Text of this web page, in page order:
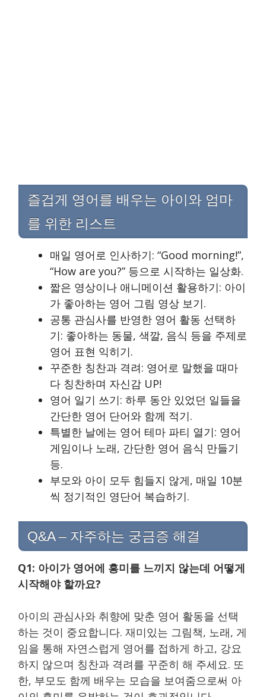
즐겁게 영어를 배우는 아이와 엄마
를 위한 리스트
매일 영어로 인사하기: “Good morning!”,
“How are you?” 등으로 시작하는 일상화.
짧은 영상이나 애니메이션 활용하기: 아이
가 좋아하는 영어 그림 영상 보기.
공통 관심사를 반영한 영어 활동 선택하
기: 좋아하는 동물, 색깔, 음식 등을 주제로
영어 표현 익히기.
꾸준한 칭찬과 격려: 영어로 말했을 때마
다 칭찬하며 자신감 UP!
영어 일기 쓰기: 하루 동안 있었던 일들을
간단한 영어 단어와 함께 적기.
특별한 날에는 영어 테마 파티 열기: 영어
게임이나 노래, 간단한 영어 음식 만들기
등.
부모와 아이 모두 힘들지 않게, 매일 10분
씩 정기적인 영단어 복습하기.
Q&A – 자주하는 궁금증 해결
Q1: 아이가 영어에 흥미를 느끼지 않는데 어떻게
시작해야 할까요?
아이의 관심사와 취향에 맞춘 영어 활동을 선택
하는 것이 중요합니다. 재미있는 그림책, 노래, 게
임을 통해 자연스럽게 영어를 접하게 하고, 강요
하지 않으며 칭찬과 격려를 꾸준히 해 주세요. 또
한, 부모도 함께 배우는 모습을 보여줌으로써 아